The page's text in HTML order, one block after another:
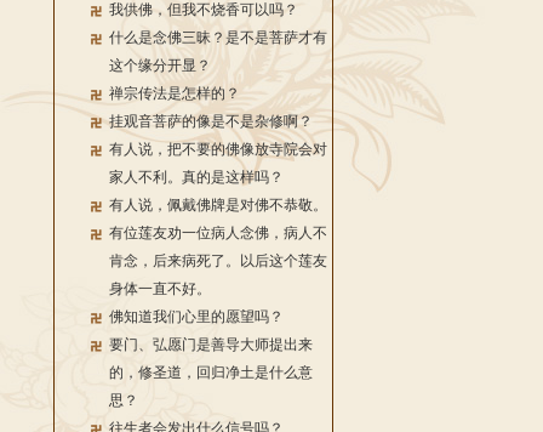
我供佛，但我不烧香可以吗？
什么是念佛三昧？是不是菩萨才有
这个缘分开显？
禅宗传法是怎样的？
挂观音菩萨的像是不是杂修啊？
有人说，把不要的佛像放寺院会对
家人不利。真的是这样吗？
有人说，佩戴佛牌是对佛不恭敬。
有位莲友劝一位病人念佛，病人不
肯念，后来病死了。以后这个莲友
身体一直不好。
佛知道我们心里的愿望吗？
要门、弘愿门是善导大师提出来
的，修圣道，回归净土是什么意
思？
往生者会发出什么信号吗？